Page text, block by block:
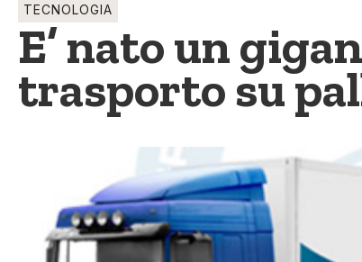
TECNOLOGIA
E’ nato un
trasporto su